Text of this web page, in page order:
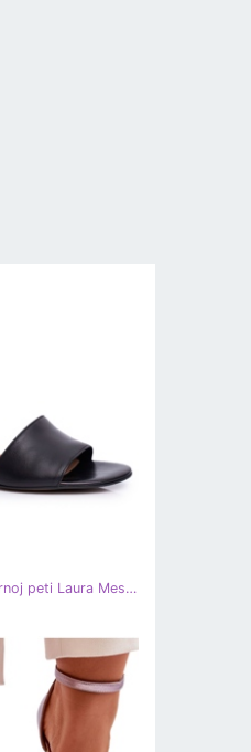
Kožne sandale na srebrnoj peti Laura Messi 2143 Crna